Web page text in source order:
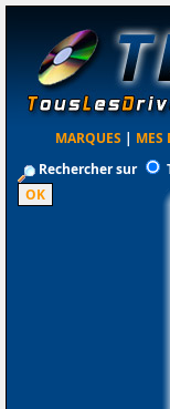
MARQUES | MES
Rechercher sur